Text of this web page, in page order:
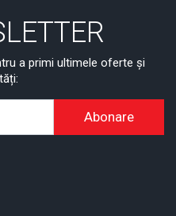
a primi ultimele oferte și
Abonare